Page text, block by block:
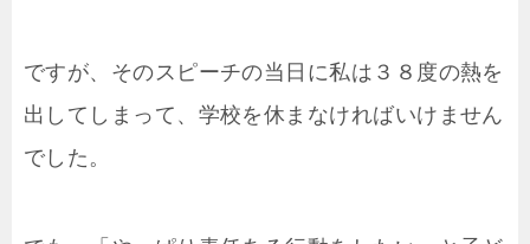
ですが、そのスピーチの当日に私は３８度の熱を
出してしまって、学校を休まなければいけません
でした。